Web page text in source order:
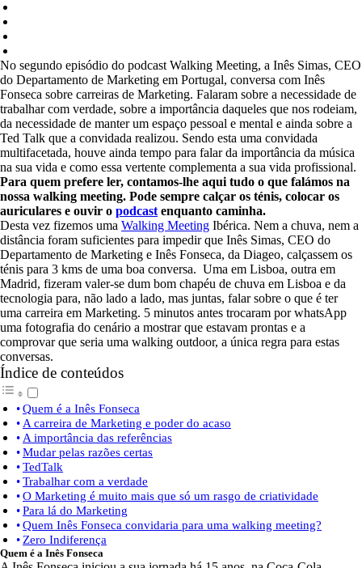
No segundo episódio do podcast Walking Meeting, a Inês Simas, CEO
do Departamento de Marketing em Portugal, conversa com Inês
Fonseca sobre carreiras de Marketing. Falaram sobre a necessidade de
trabalhar com verdade, sobre a importância daqueles que nos rodeiam,
da necessidade de manter um espaço pessoal e mental e ainda sobre a
Ted Talk que a convidada realizou. Sendo esta uma convidada
multifacetada, houve ainda tempo para falar da importância da música
na sua vida e como essa vertente complementa a sua vida profissional.
Para quem prefere ler, contamos-lhe aqui tudo o que falámos na
nossa walking meeting. Pode sempre calçar os ténis, colocar os
auriculares e ouvir o podcast enquanto caminha.
Desta vez fizemos uma Walking Meeting Ibérica. Nem a chuva, nem a
distância foram suficientes para impedir que Inês Simas, CEO do
Departamento de Marketing e Inês Fonseca, da Diageo, calçassem os
ténis para 3 kms de uma boa conversa. Uma em Lisboa, outra em
Madrid, fizeram valer-se dum bom chapéu de chuva em Lisboa e da
tecnologia para, não lado a lado, mas juntas, falar sobre o que é ter
uma carreira em Marketing. 5 minutos antes trocaram por whatsApp
uma fotografia do cenário a mostrar que estavam prontas e a
comprovar que seria uma walking outdoor, a única regra para estas
conversas.
Índice de conteúdos
Quem é a Inês Fonseca
A carreira de Marketing e poder do acaso
A importância das referências
Mudar pelas razões certas
TedTalk
Trabalhar com a verdade
O Marketing é muito mais que só um rasgo de criatividade
Para lá do Marketing
Quem Inês Fonseca convidaria para uma walking meeting?
Zero Indiferença
Quem é a Inês Fonseca